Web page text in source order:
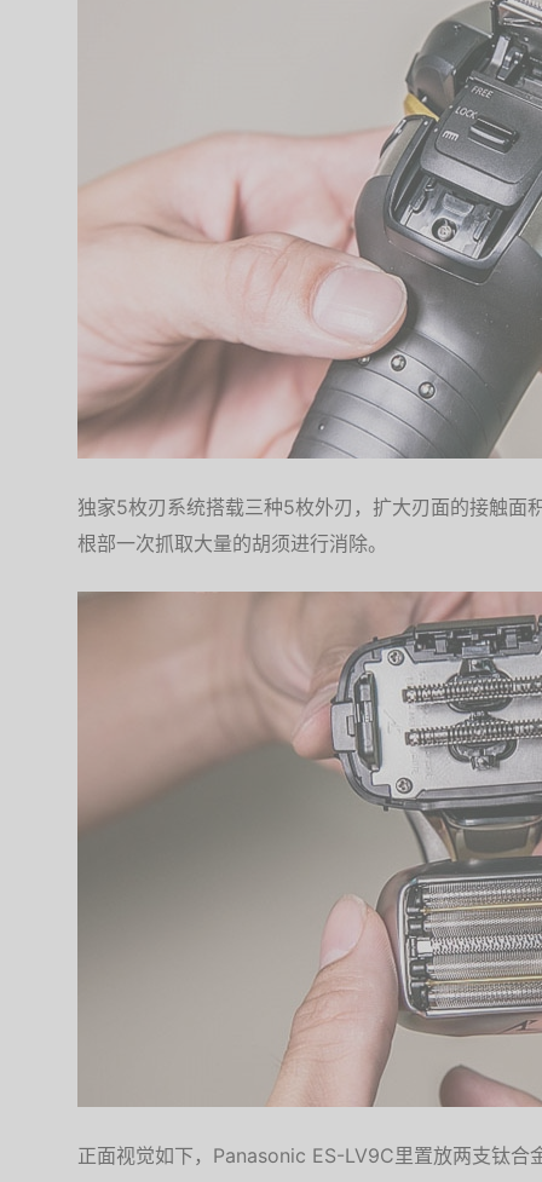
独家5枚刃系统搭载三种5枚外刃，扩大刃面的接触面
根部一次抓取大量的胡须进行消除。
正面视觉如下，Panasonic ES-LV9C里置放两支钛合